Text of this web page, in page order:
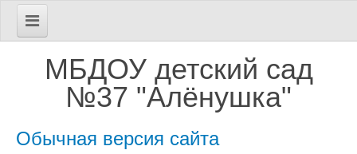
МБДОУ детский сад
№37 "Алёнушка"
Обычная версия сайта
Сведения об МБДОУ